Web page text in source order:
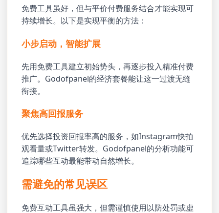
免费工具虽好，但与平价付费服务结合才能实现可
持续增长。以下是实现平衡的方法：
小步启动，智能扩展
先用免费工具建立初始势头，再逐步投入精准付费
推广。Godofpanel的经济套餐能让这一过渡无缝
衔接。
聚焦高回报服务
优先选择投资回报率高的服务，如Instagram快拍
观看量或Twitter转发。Godofpanel的分析功能可
追踪哪些互动最能带动自然增长。
需避免的常见误区
免费互动工具虽强大，但需谨慎使用以防处罚或虚